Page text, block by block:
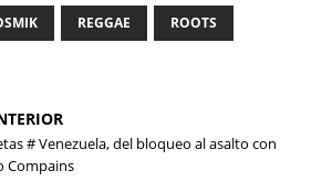
REGGAE ROOTS
# Venezuela, del bloqueo al asalto con
Compains